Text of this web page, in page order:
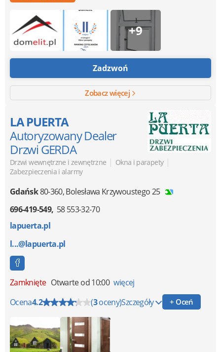
+9
Zadzwoń
Zobacz więcej
LA PUERTA
Autoryzowany Dealer
Drzwi GERDA
Drzwi wewnętrzne i zewnętrzne | Okna i parapety |
Zabezpieczenia i alarmy
Gdańsk80-360,Bolesława Krzywoustego 25
696-419-549 58 553-32-70
lapuerta.pl
l...@lapuerta.pl
Zamknięte Otwarte od 10:00 więcej
Ocena4.2 (3oceny)Szczegóły + Oceń